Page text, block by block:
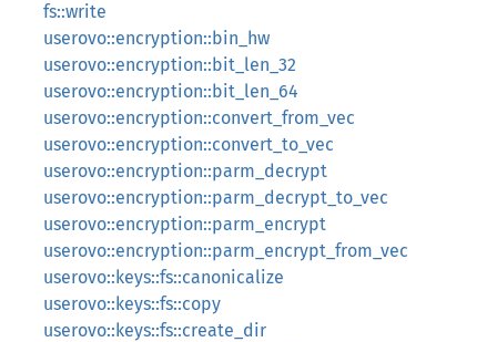
fs::write
userovo::encryption::bin_hw
userovo::encryption::bit_len_32
userovo::encryption::bit_len_64
userovo::encryption::convert_from_vec
userovo::encryption::convert_to_vec
userovo::encryption::parm_decrypt
userovo::encryption::parm_decrypt_to_vec
userovo::encryption::parm_encrypt
userovo::encryption::parm_encrypt_from_vec
userovo::keys::fs::canonicalize
userovo::keys::fs::copy
userovo::keys::fs::create_dir